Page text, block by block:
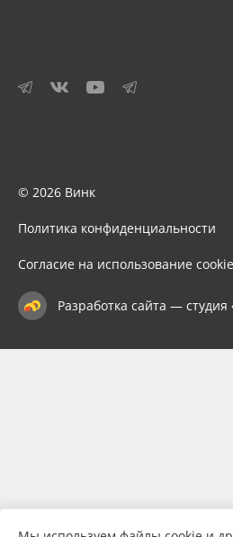
© 2026 Винк
Политика конфиденциальности
Согласие на использование
Разработка сайта — студия